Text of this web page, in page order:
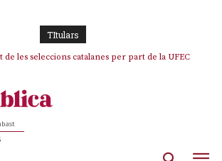
TItulars
de les seleccions catalanes per part de la UFEC
després de 23 mesos: Una deriva sense continguts i